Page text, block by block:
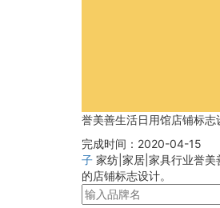
誉美善生活日用馆店铺标志
完成时间：2020-04-15
子 家纺|家居|家具行业誉美
的店铺标志设计。